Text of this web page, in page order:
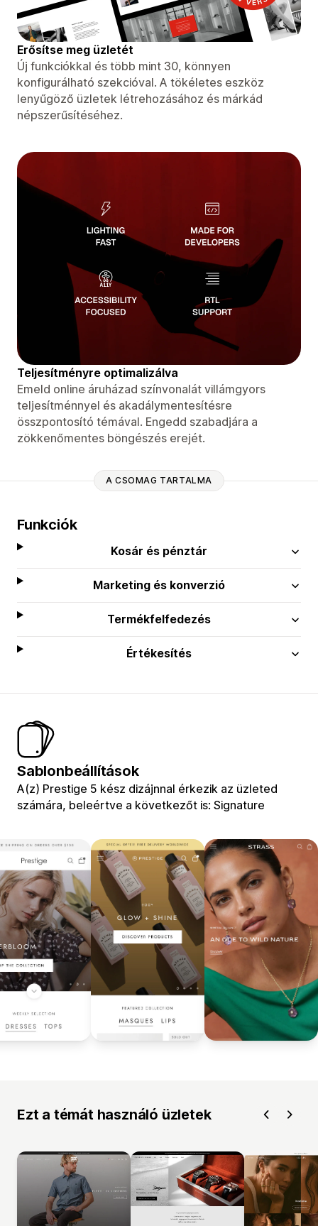
Erősítse meg üzletét
Új funkciókkal és több mint 30, könnyen
konfigurálható szekcióval. A tökéletes eszköz
lenyűgöző üzletek létrehozásához és márkád
népszerűsítéséhez.
Teljesítményre optimalizálva
Emeld online áruházad színvonalát villámgyors
teljesítménnyel és akadálymentesítésre
összpontosító témával. Engedd szabadjára a
zökkenőmentes böngészés erejét.
A CSOMAG TARTALMA
Funkciók
Kosár és pénztár
Marketing és konverzió
Termékfelfedezés
Értékesítés
Sablonbeállítások
A(z) Prestige 5 kész dizájnnal érkezik az üzleted
számára, beleértve a következőt is: Signature
Ezt a témát használó üzletek